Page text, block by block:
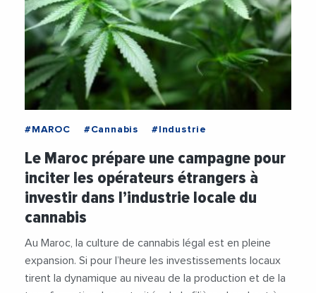
#MAROC #Cannabis #Industrie
Le Maroc prépare une campagne pour
inciter les opérateurs étrangers à
investir dans l’industrie locale du
cannabis
Au Maroc, la culture de cannabis légal est en pleine
expansion. Si pour l’heure les investissements locaux
tirent la dynamique au niveau de la production et de la